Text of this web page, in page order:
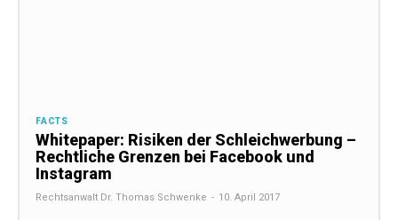
FACTS
Whitepaper: Risiken der Schleichwerbung –
Rechtliche Grenzen bei Facebook und
Instagram
Rechtsanwalt Dr. Thomas Schwenke - 10. April 2017